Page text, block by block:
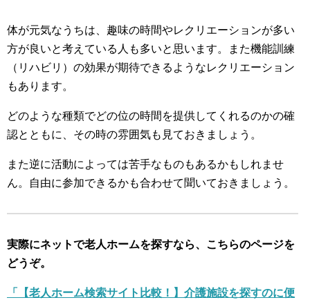
体が元気なうちは、趣味の時間やレクリエーションが多い
方が良いと考えている人も多いと思います。また機能訓練
（リハビリ）の効果が期待できるようなレクリエーション
もあります。
どのような種類でどの位の時間を提供してくれるのかの確
認とともに、その時の雰囲気も見ておきましょう。
また逆に活動によっては苦手なものもあるかもしれませ
ん。自由に参加できるかも合わせて聞いておきましょう。
実際にネットで老人ホームを探すなら、こちらのページを
どうぞ。
「【老人ホーム検索サイト比較！】介護施設を探すのに便